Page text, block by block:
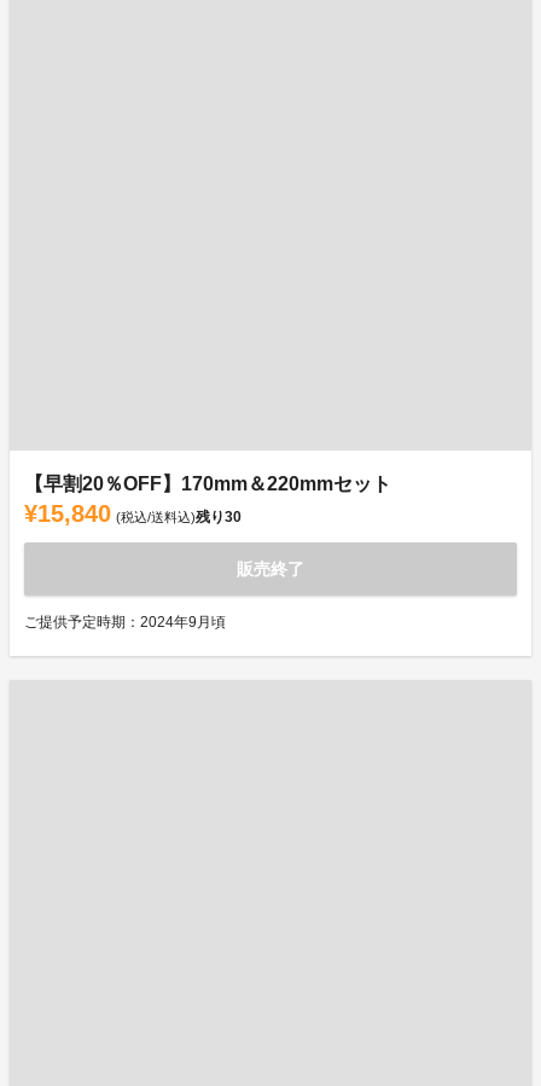
【早割20％OFF】170mm＆220mmセット
¥15,840 (税込/送料込)残り30
販売終了
ご提供予定時期：2024年9月頃